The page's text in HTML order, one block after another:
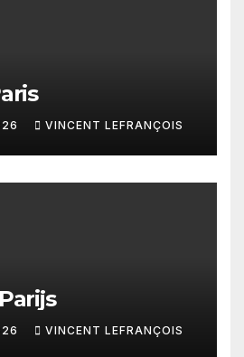
VINCENT LEFRANÇOIS
VINCENT LEFRANÇOIS